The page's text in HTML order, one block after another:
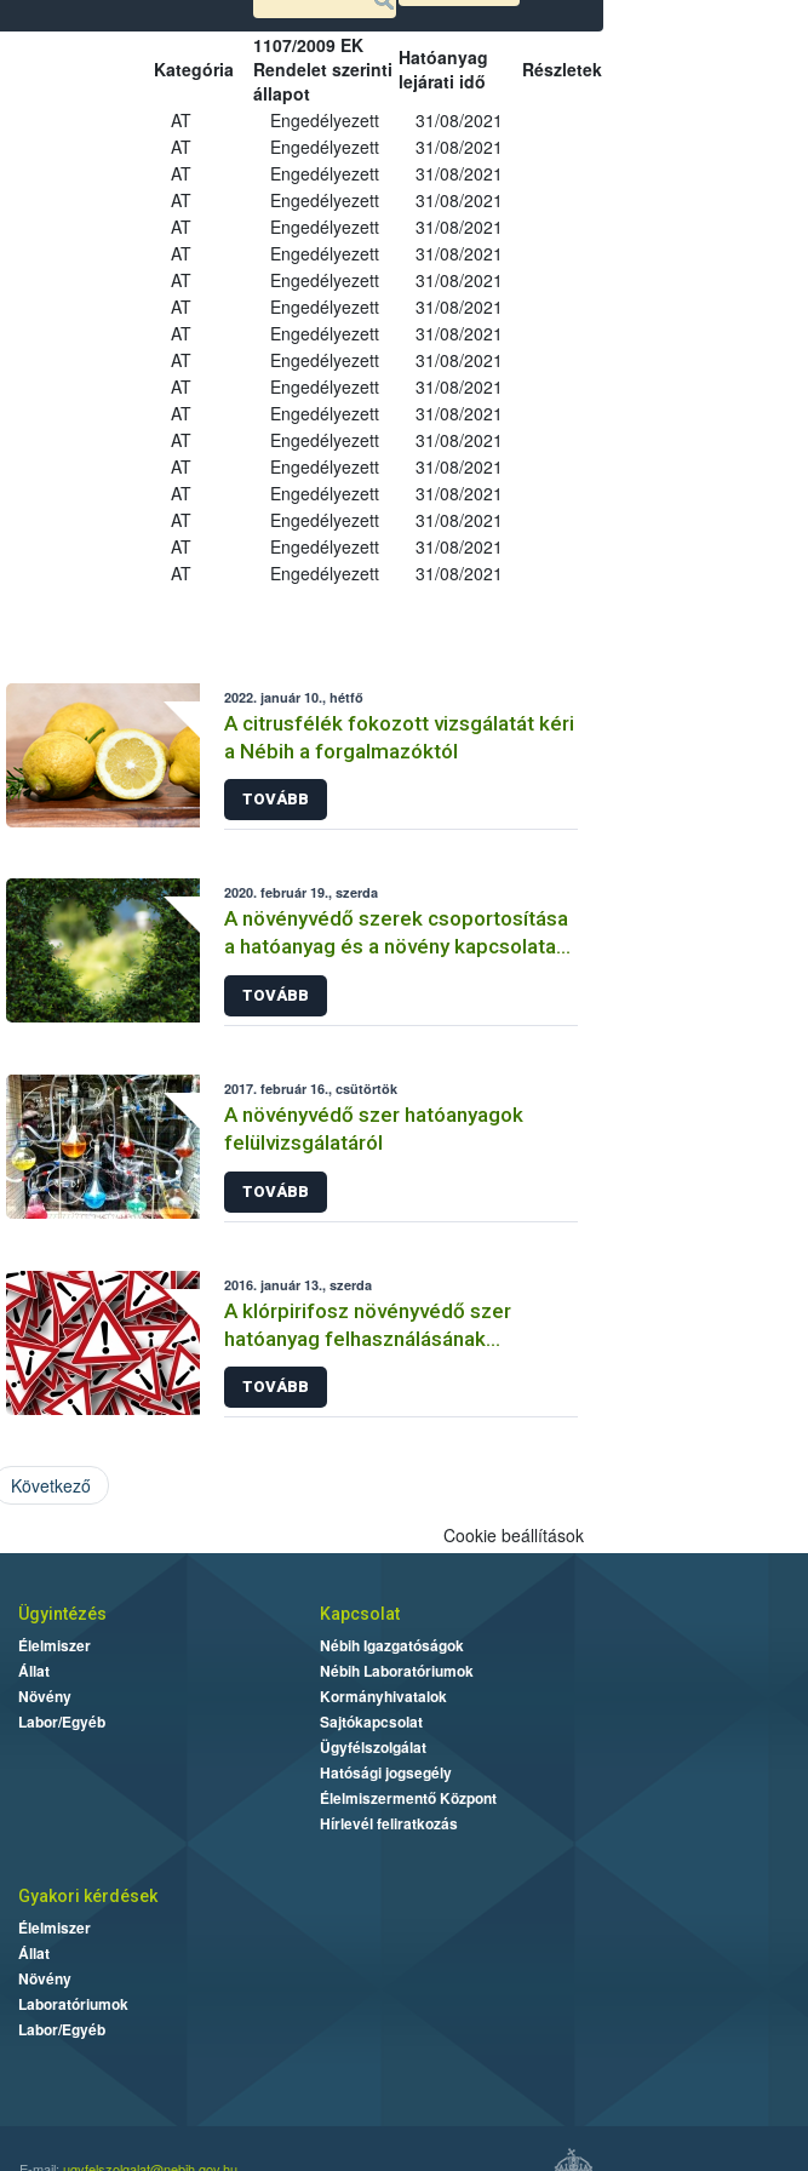
Kategória
1107/2009 EK
Rendelet szerinti
állapot
Hatóanyag
lejárati idő
Részletek
AT Engedélyezett
31/08/2021
AT Engedélyezett
31/08/2021
AT Engedélyezett
31/08/2021
AT Engedélyezett
31/08/2021
AT Engedélyezett
31/08/2021
AT Engedélyezett
31/08/2021
AT Engedélyezett
31/08/2021
AT Engedélyezett
31/08/2021
AT Engedélyezett
31/08/2021
AT Engedélyezett
31/08/2021
AT Engedélyezett
31/08/2021
AT Engedélyezett
31/08/2021
AT Engedélyezett
31/08/2021
AT Engedélyezett
31/08/2021
AT Engedélyezett
31/08/2021
AT Engedélyezett
31/08/2021
AT Engedélyezett
31/08/2021
AT Engedélyezett 31/08/2021
2022. január 10., hétfő
A citrusfélék fokozott vizsgálatát kéri
a Nébih a forgalmazóktól
TOVÁBB
2020. február 19., szerda
A növényvédő szerek csoportosítása
a hatóanyag és a növény kapcsolata
szerint
TOVÁBB
2017. február 16., csütörtök
A növényvédő szer hatóanyagok
felülvizsgálatáról
TOVÁBB
2016. január 13., szerda
A klórpirifosz növényvédő szer
hatóanyag felhasználásának
korlátozása
TOVÁBB
Következő
Cookie beállítások
Ügyintézés
Élelmiszer
Állat
Növény
Labor/Egyéb
Kapcsolat
Nébih Igazgatóságok
Nébih Laboratóriumok
Kormányhivatalok
Sajtókapcsolat
Ügyfélszolgálat
Hatósági jogsegély
Élelmiszermentő Központ
Hírlevél feliratkozás
Gyakori kérdések
Élelmiszer
Állat
Növény
Laboratóriumok
Labor/Egyéb